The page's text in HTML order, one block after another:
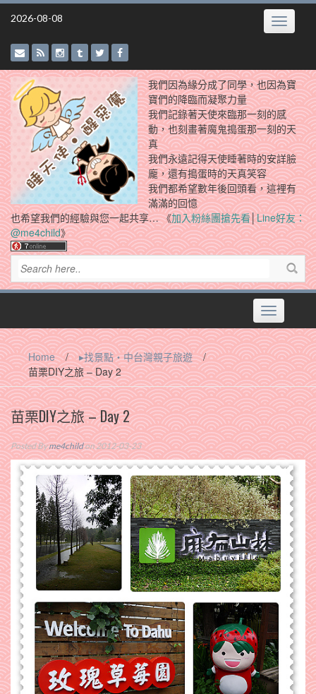
Skip
2026-08-08 Toggle
我們因為緣分成了同學，也因為寶
寶們的降臨而凝聚力量
我們記錄著天使來臨那一刻的感
動，也刻畫著魔鬼搗蛋那一刻的天
真
我們永遠記得天使睡著時的安詳臉
龐，還有搗蛋時的天真笑容
我們都希望數年後回頭看，這裡有
滿滿的回憶
也希望我們的經驗與您一起共享… 《加入粉絲團搶先看│Line好友：
@me4child》
Toggle
navigation
Home / ▸找景點‧中台灣親子旅遊
/
苗栗DIY之旅 – Day 2
苗栗DIY之旅 – Day 2
Posted Byme4childon 2012-03-23